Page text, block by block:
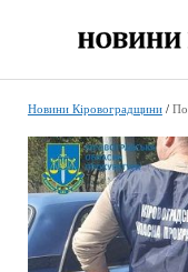
Новини Кіровоградщини/